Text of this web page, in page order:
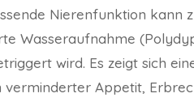
Nierenfunktion kann
Wasseraufnahme
wird. Es zeigt sich
Appetit,